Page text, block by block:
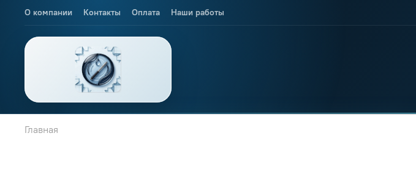
О компании Контакты Оплата Наши работы
Главная